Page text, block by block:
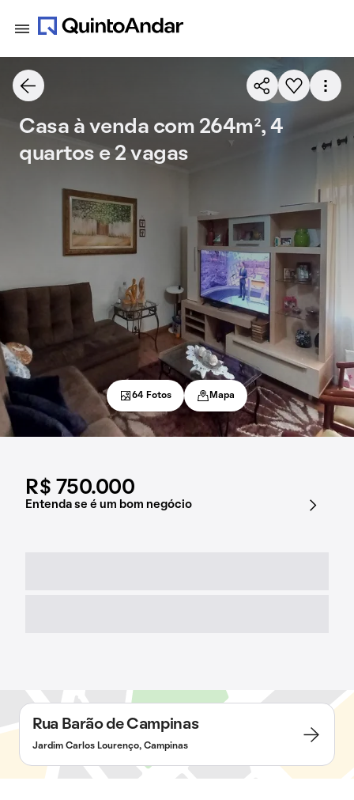
R$ 750.000
Entenda se é um bom negócio
Casa à venda com 264m², 4
quartos e 2 vagas
64 Fotos Mapa
Rua Barão de Campinas
Jardim Carlos Lourenço, Campinas